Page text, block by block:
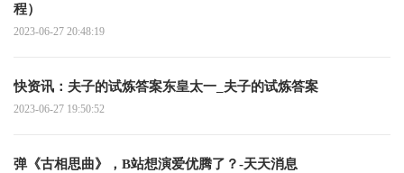
程）
2023-06-27 20:48:19
快资讯：夫子的试炼答案东皇太一_夫子的试炼答案
2023-06-27 19:50:52
弹《古相思曲》，B站想演爱优腾了？-天天消息